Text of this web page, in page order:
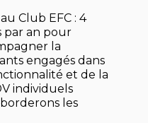
Club EFC : 4
par an pour
la
engagés dans
et de la
individuels
les